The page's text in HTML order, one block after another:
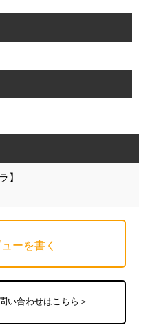
】
ーを書く
い合わせはこちら＞